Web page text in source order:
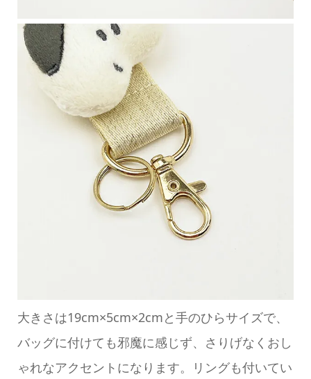
大きさは19cm×5cm×2cmと手のひらサイズで、
バッグに付けても邪魔に感じず、さりげなくおし
ゃれなアクセントになります。リングも付いてい